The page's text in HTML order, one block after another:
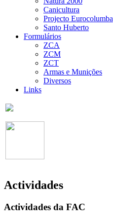
Canicultura
Projecto Eurocolumba
Santo Huberto
Formulários
ZCA
ZCM
ZCT
Armas e Munições
Diversos
Links
Actividades
Actividades da FAC